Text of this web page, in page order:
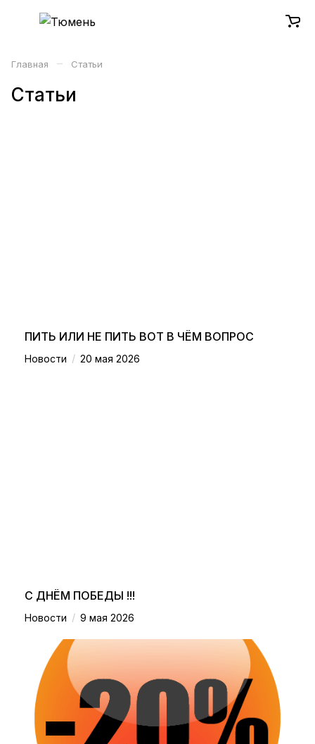
Главная – Статьи
Статьи
ПИТЬ ИЛИ НЕ ПИТЬ ВОТ В ЧЁМ ВОПРОС
Новости / 20 мая 2026
С ДНЁМ ПОБЕДЫ !!!
Новости / 9 мая 2026